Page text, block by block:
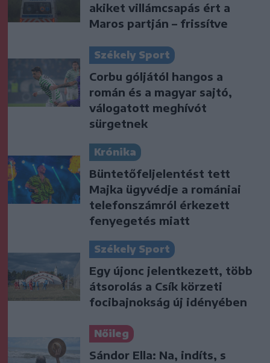
akiket villámcsapás ért a
Maros partján – frissítve
Székely Sport
Corbu góljától hangos a
román és a magyar sajtó,
válogatott meghívót
sürgetnek
Krónika
Büntetőfeljelentést tett
Majka ügyvédje a romániai
telefonszámról érkezett
fenyegetés miatt
Székely Sport
Egy újonc jelentkezett, több
átsorolás a Csík körzeti
focibajnokság új idényében
Nőileg
Sándor Ella: Na, indíts, s